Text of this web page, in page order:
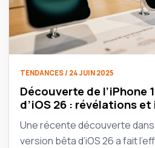
TENDANCES / 24 JUIN 2025
Découverte de l’iPhone
d’iOS 26 : révélations
Une récente découverte
version bêta d’iOS 26 a fait